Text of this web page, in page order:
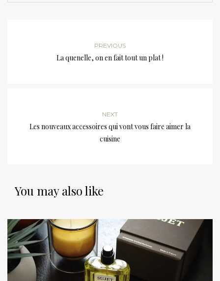
PREVIOUS
La quenelle, on en fait tout un plat !
NEXT
Les nouveaux accessoires qui vont vous faire aimer la
cuisine
You may also like